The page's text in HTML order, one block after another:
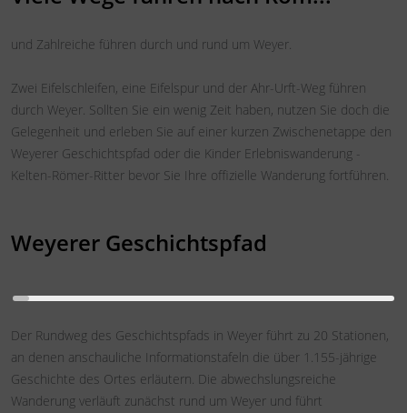
und Zahlreiche führen durch und rund um Weyer.
Zwei Eifelschleifen, eine Eifelspur und der Ahr-Urft-Weg führen
durch Weyer. Sollten Sie ein wenig Zeit haben, nutzen Sie doch die
Gelegenheit und erleben Sie auf einer kurzen Zwischenetappe den
Weyerer Geschichtspfad oder die Kinder Erlebniswanderung -
Kelten-Römer-Ritter bevor Sie Ihre offizielle Wanderung fortführen.
Weyerer Geschichtspfad
Der Rundweg des Geschichtspfads in Weyer führt zu 20 Stationen,
an denen anschauliche Informationstafeln die über 1.155-jährige
Geschichte des Ortes erläutern. Die abwechslungsreiche
Wanderung verläuft zunächst rund um Weyer und führt